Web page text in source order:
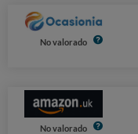
No valorado
No valorado